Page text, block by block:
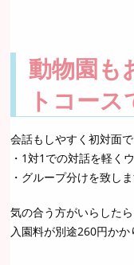
動物園も
トコー
会話もしやすく初対面
・1対1での対話を軽く
・グループ分けを致し
気の合う方がいらした
入園料が別途260円かか